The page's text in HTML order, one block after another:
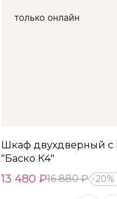
Шкаф двухдверный с
"Баско К4"
13 480 ₽16 880 ₽ 20%